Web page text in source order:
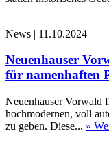
News | 11.10.2024
Neuenhauser
für namenhaften
Neuenhauser Vorwald
hochmodernen, voll
zu geben. Diese... »